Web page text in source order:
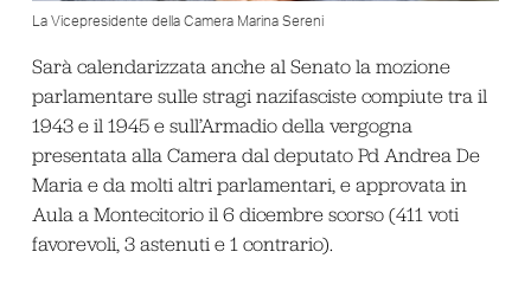
La Vicepresidente della Camera Marina Sereni
Sarà calendarizzata anche al Senato la mozione
parlamentare sulle stragi nazifasciste compiute tra il
1943 e il 1945 e sull’Armadio della vergogna
presentata alla Camera dal deputato Pd Andrea De
Maria e da molti altri parlamentari, e approvata in
Aula a Montecitorio il 6 dicembre scorso (411 voti
favorevoli, 3 astenuti e 1 contrario).